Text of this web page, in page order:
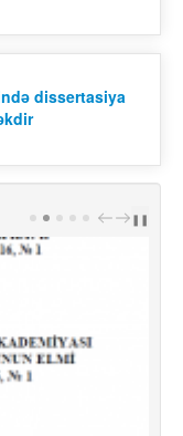
dissertasiya
PREV
NEXT
❚❚